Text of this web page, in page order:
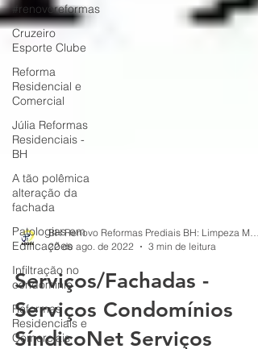
#renovoreformas
Cruzeiro
Esporte Clube
Reforma
Residencial e
Comercial
Júlia Reformas
Residenciais -
BH
A tão polêmica
alteração da
fachada
Patologias em
Edificações
Infiltração no
condomínio
Reformas
Residenciais e
Comerciais
22 de ago. de 2022
3 min de leitura
Serviços/Fachadas -
Serviços Condomínios